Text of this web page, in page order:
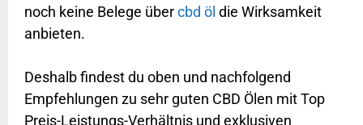
noch keine Belege übercbd öl die Wirksamkeit
anbieten.
Deshalb findest du oben und nachfolgend
Empfehlungen zu sehr guten CBD Ölen mit Top
Preis-Leistungs-Verhältnis und exklusiven